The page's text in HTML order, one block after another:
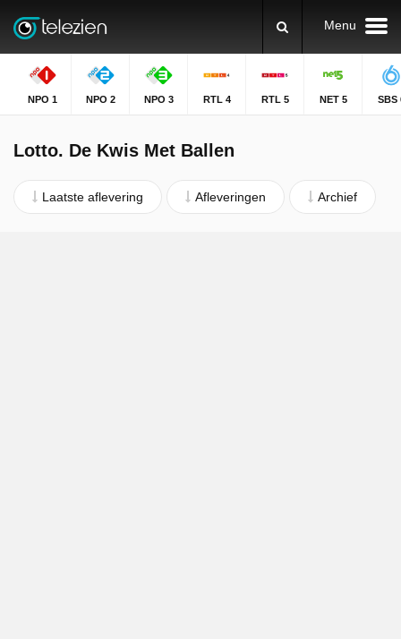
Menu
NPO 1 NPO 2 NPO 3 RTL 4 RTL 5 NET 5 SBS
Lotto. De Kwis Met Ballen
Laatste aflevering Afleveringen Archief